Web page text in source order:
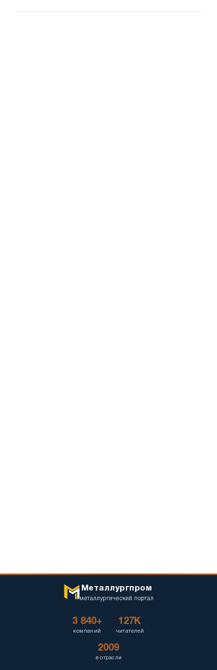
Металлургпром
металлургический портал
3 840+
компаний
127K
читателей
2009
в отрасли